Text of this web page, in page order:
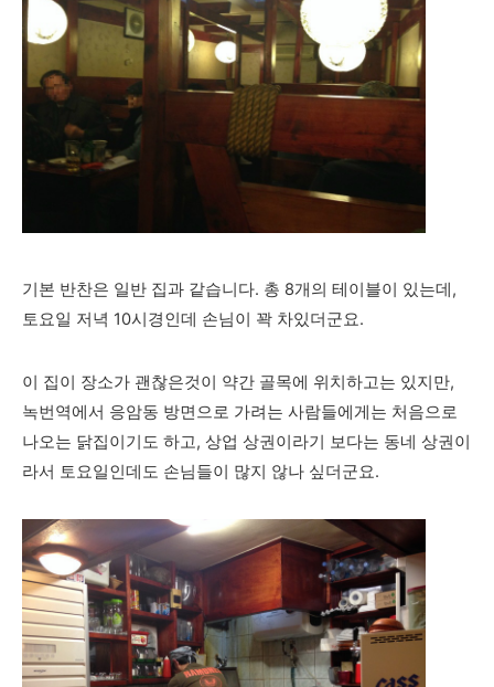
기본 반찬은 일반 집과 같습니다. 총 8개의 테이블이 있는데,
토요일 저녁 10시경인데 손님이 꽉 차있더군요.
이 집이 장소가 괜찮은것이 약간 골목에 위치하고는 있지만,
녹번역에서 응암동 방면으로 가려는 사람들에게는 처음으로
나오는 닭집이기도 하고, 상업 상권이라기 보다는 동네 상권이
라서 토요일인데도 손님들이 많지 않나 싶더군요.